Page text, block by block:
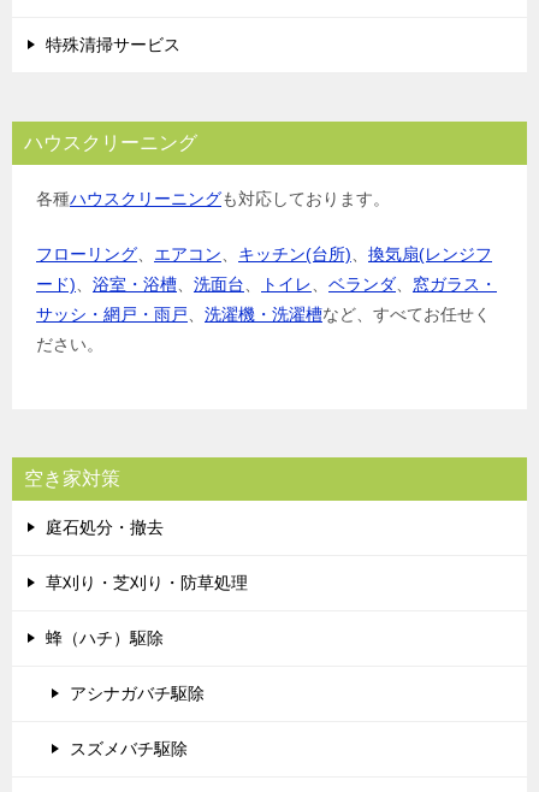
特殊清掃サービス
ハウスクリーニング
各種ハウスクリーニングも対応しております。
フローリング エアコン キッチン(台所)
換気扇(レンジフ
ード)
浴室・浴槽 洗面台 トイレ ベランダ
窓ガラス・
サッシ・網戸・雨戸
洗濯機・洗濯槽など、すべてお任せく
ださい。
空き家対策
庭石処分・撤去
草刈り・芝刈り・防草処理
蜂（ハチ）駆除
アシナガバチ駆除
スズメバチ駆除